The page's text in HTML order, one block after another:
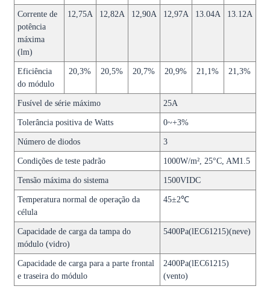
Corrente de
potência
máxima
(lm)
12,75A 12,82A 12,90A 12,97A 13.04A 13.12A
Eficiência
do módulo
20,3% 20,5% 20,7% 20,9% 21,1% 21,3%
Fusível de série máximo 25A
Tolerância positiva de Watts 0~+3%
Número de diodos 3
Condições de teste padrão 1000W/m², 25°C, AM1.5
Tensão máxima do sistema 1500VIDC
Temperatura normal de operação da
célula
45±2℃
Capacidade de carga da tampa do
módulo (vidro)
5400Pa(lEC61215)(neve)
Capacidade de carga para a parte frontal
e traseira do módulo
2400Pa(lEC61215)
(vento)